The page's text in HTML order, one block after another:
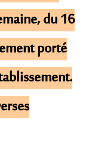
du 16
porté